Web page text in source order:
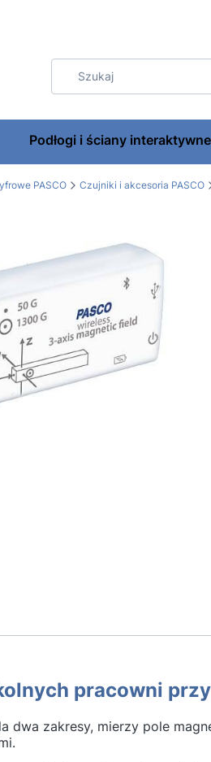
Podłogi i ściany interaktywne
PASCO Czujniki i akcesoria PASCO
pracowni
dwa zakresy, mierzy pole